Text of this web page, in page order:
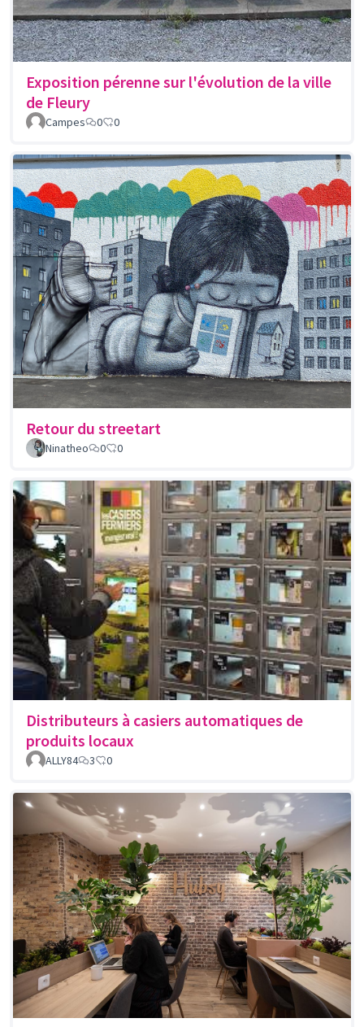
Exposition pérenne sur l'évolution de la ville
de Fleury
Campes 0 0
Retour du streetart
Ninatheo 0 0
Distributeurs à casiers automatiques de
produits locaux
ALLY84 3 0